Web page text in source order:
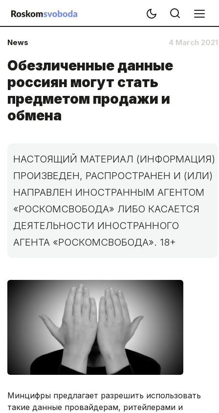
News 4 March 2021
Обезличенные данные
россиян могут стать
предметом продажи и
обмена
НАСТОЯЩИЙ МАТЕРИАЛ (ИНФОРМАЦИЯ)
ПРОИЗВЕДЕН, РАСПРОСТРАНЕН И (ИЛИ)
НАПРАВЛЕН ИНОСТРАННЫМ АГЕНТОМ
«РОСКОМСВОБОДА» ЛИБО КАСАЕТСЯ
ДЕЯТЕЛЬНОСТИ ИНОСТРАННОГО
АГЕНТА «РОСКОМСВОБОДА». 18+
Минцифры предлагает разрешить использовать
такие данные провайдерам, ритейлерами и